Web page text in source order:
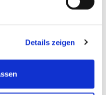
Details zeigen